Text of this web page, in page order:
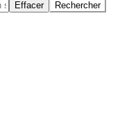
Effacer Rechercher